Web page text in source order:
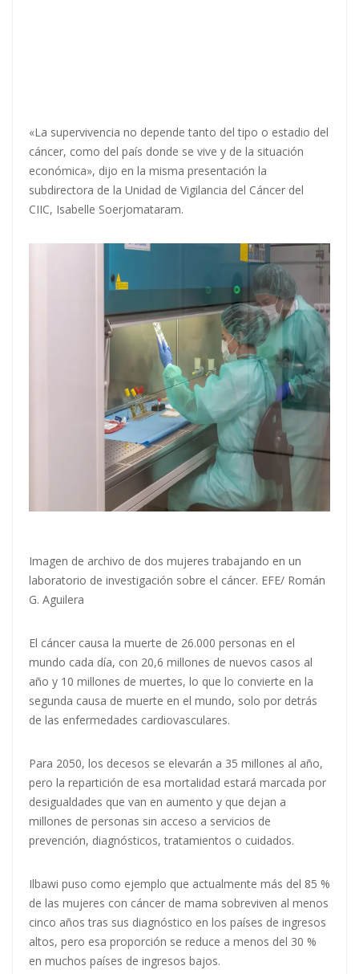
«La supervivencia no depende tanto del tipo o estadio del
cáncer, como del país donde se vive y de la situación
económica», dijo en la misma presentación la
subdirectora de la Unidad de Vigilancia del Cáncer del
CIIC, Isabelle Soerjomataram.
Imagen de archivo de dos mujeres trabajando en un
laboratorio de investigación sobre el cáncer. EFE/ Román
G. Aguilera
El cáncer causa la muerte de 26.000 personas en el
mundo cada día, con 20,6 millones de nuevos casos al
año y 10 millones de muertes, lo que lo convierte en la
segunda causa de muerte en el mundo, solo por detrás
de las enfermedades cardiovasculares.
Para 2050, los decesos se elevarán a 35 millones al año,
pero la repartición de esa mortalidad estará marcada por
desigualdades que van en aumento y que dejan a
millones de personas sin acceso a servicios de
prevención, diagnósticos, tratamientos o cuidados.
Ilbawi puso como ejemplo que actualmente más del 85 %
de las mujeres con cáncer de mama sobreviven al menos
cinco años tras sus diagnóstico en los países de ingresos
altos, pero esa proporción se reduce a menos del 30 %
en muchos países de ingresos bajos.